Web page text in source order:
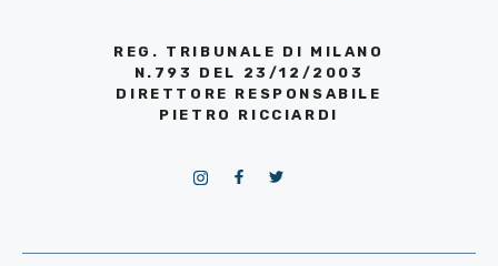
REG. TRIBUNALE DI MILANO
N.793 DEL 23/12/2003
DIRETTORE RESPONSABILE
PIETRO RICCIARDI